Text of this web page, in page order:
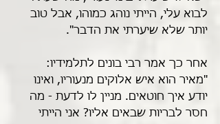
לבוא עלי, הייתי נוהג כמוהו, אבל טוב
יותר שלא שיערתי את הדבר".
אחר כך אמר רבי בונים לתלמידיו:
"מאיר הוא איש אלוקים מנעוריו, ואינו
יודע איך חוטאים. מניין לו לדעת - מה
חסר לבריות שבאים אליו? אני הייתי